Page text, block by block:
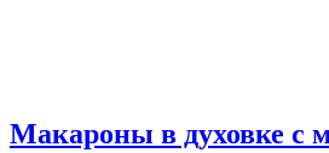
Макароны в духовке с